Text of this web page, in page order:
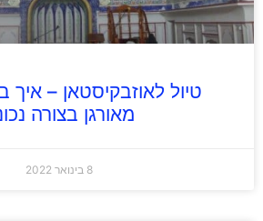
טיול לאוזבקיסטאן – איך
מאורגן בצורה
8 בינואר 2022